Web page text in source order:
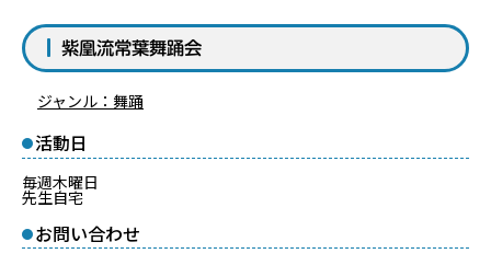
紫凰流常葉舞踊会
ジャンル：舞踊
活動日
毎週木曜日
先生自宅
お問い合わせ